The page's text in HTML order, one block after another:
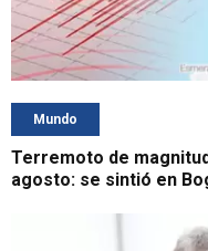
Mundo
Terremoto de
agosto: se sintió en